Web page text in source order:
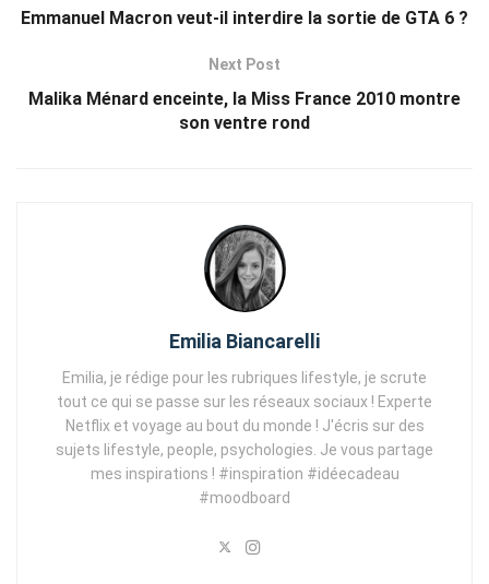
Emmanuel Macron veut-il interdire la sortie de GTA 6 ?
Next Post
Malika Ménard enceinte, la Miss France 2010 montre
son ventre rond
Emilia Biancarelli
Emilia, je rédige pour les rubriques lifestyle, je scrute
tout ce qui se passe sur les réseaux sociaux ! Experte
Netflix et voyage au bout du monde ! J'écris sur des
sujets lifestyle, people, psychologies. Je vous partage
mes inspirations ! #inspiration #idéecadeau
#moodboard